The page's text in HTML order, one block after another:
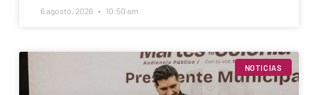
6 agosto, 2026 10:50 am
NOTICIAS